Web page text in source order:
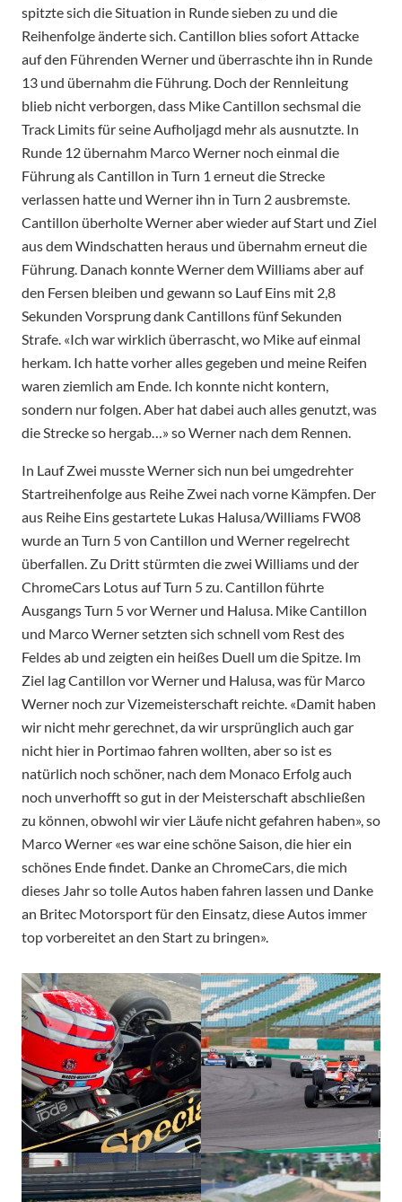
spitzte sich die Situation in Runde sieben zu und die
Reihenfolge änderte sich. Cantillon blies sofort Attacke
auf den Führenden Werner und überraschte ihn in Runde
13 und übernahm die Führung. Doch der Rennleitung
blieb nicht verborgen, dass Mike Cantillon sechsmal die
Track Limits für seine Aufholjagd mehr als ausnutzte. In
Runde 12 übernahm Marco Werner noch einmal die
Führung als Cantillon in Turn 1 erneut die Strecke
verlassen hatte und Werner ihn in Turn 2 ausbremste.
Cantillon überholte Werner aber wieder auf Start und Ziel
aus dem Windschatten heraus und übernahm erneut die
Führung. Danach konnte Werner dem Williams aber auf
den Fersen bleiben und gewann so Lauf Eins mit 2,8
Sekunden Vorsprung dank Cantillons fünf Sekunden
Strafe. «Ich war wirklich überrascht, wo Mike auf einmal
herkam. Ich hatte vorher alles gegeben und meine Reifen
waren ziemlich am Ende. Ich konnte nicht kontern,
sondern nur folgen. Aber hat dabei auch alles genutzt, was
die Strecke so hergab…» so Werner nach dem Rennen.
In Lauf Zwei musste Werner sich nun bei umgedrehter
Startreihenfolge aus Reihe Zwei nach vorne Kämpfen. Der
aus Reihe Eins gestartete Lukas Halusa/Williams FW08
wurde an Turn 5 von Cantillon und Werner regelrecht
überfallen. Zu Dritt stürmten die zwei Williams und der
ChromeCars Lotus auf Turn 5 zu. Cantillon führte
Ausgangs Turn 5 vor Werner und Halusa. Mike Cantillon
und Marco Werner setzten sich schnell vom Rest des
Feldes ab und zeigten ein heißes Duell um die Spitze. Im
Ziel lag Cantillon vor Werner und Halusa, was für Marco
Werner noch zur Vizemeisterschaft reichte. «Damit haben
wir nicht mehr gerechnet, da wir ursprünglich auch gar
nicht hier in Portimao fahren wollten, aber so ist es
natürlich noch schöner, nach dem Monaco Erfolg auch
noch unverhofft so gut in der Meisterschaft abschließen
zu können, obwohl wir vier Läufe nicht gefahren haben», so
Marco Werner «es war eine schöne Saison, die hier ein
schönes Ende findet. Danke an ChromeCars, die mich
dieses Jahr so tolle Autos haben fahren lassen und Danke
an Britec Motorsport für den Einsatz, diese Autos immer
top vorbereitet an den Start zu bringen».